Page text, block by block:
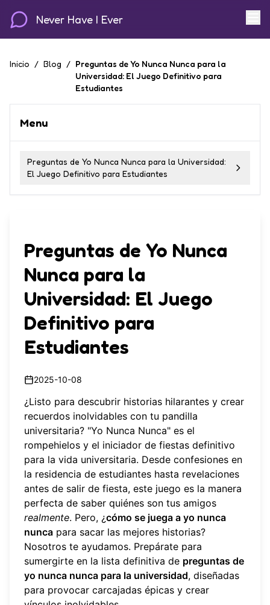
Never Have I Ever
Inicio / Blog / Preguntas de Yo Nunca Nunca para la
Universidad: El Juego Definitivo para
Estudiantes
Menu
Preguntas de Yo Nunca Nunca para la Universidad:
El Juego Definitivo para Estudiantes
Preguntas de Yo Nunca
Nunca para la
Universidad: El Juego
Definitivo para
Estudiantes
2025-10-08
¿Listo para descubrir historias hilarantes y crear
recuerdos inolvidables con tu pandilla
universitaria? "Yo Nunca Nunca" es el
rompehielos y el iniciador de fiestas definitivo
para la vida universitaria. Desde confesiones en
la residencia de estudiantes hasta revelaciones
antes de salir de fiesta, este juego es la manera
perfecta de saber quiénes son tus amigos
realmente. Pero, ¿cómo se juega a yo nunca
nunca para sacar las mejores historias?
Nosotros te ayudamos. Prepárate para
sumergirte en la lista definitiva de preguntas de
yo nunca nunca para la universidad, diseñadas
para provocar carcajadas épicas y crear